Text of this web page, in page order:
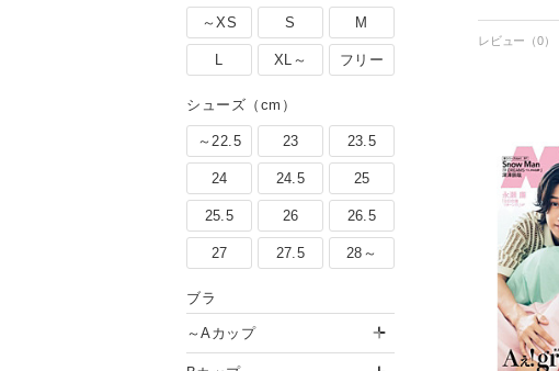
～XS S M
L XL～ フリー
シューズ（cm）
～22.5 23 23.5
24 24.5 25
25.5 26 26.5
27 27.5 28～
ブラ
～Aカップ